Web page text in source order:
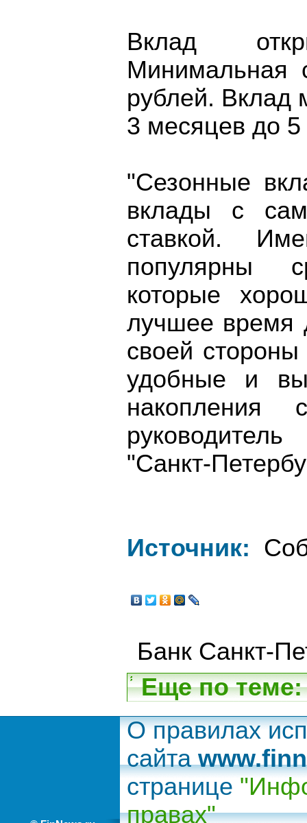
Вклад
Минимальная
рублей. Вклад
3 месяцев до 5
"Сезонные
вклады с
ставкой.
популярны
которые
лучшее время
своей
удобные и
накопления
"Санкт-
Источник:
Банк Санкт-
Еще по теме:
О правилах
сайта
странице
правах"